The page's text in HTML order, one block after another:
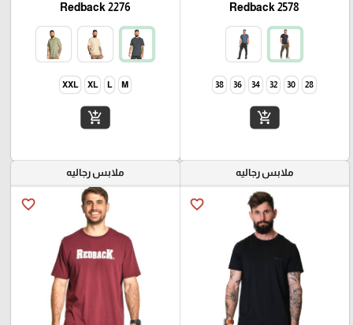
Redback 2578
28
30
32
34
36
38
add_shopping_cart
Redback 2276
M
L
XL
XXL
add_shopping_cart
ملابس رجاليه
favorite_border
ملابس رجاليه
favorite_border